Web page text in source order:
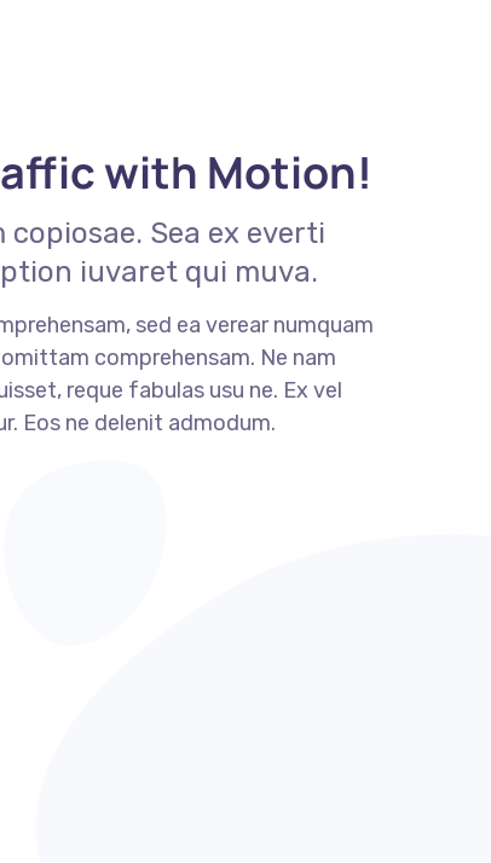
with Motion!
copiosae. Sea ex everti
iuvaret qui muva.
sed ea verear numquam
comprehensam. Ne nam
reque fabulas usu ne. Ex vel
Eos ne delenit admodum.